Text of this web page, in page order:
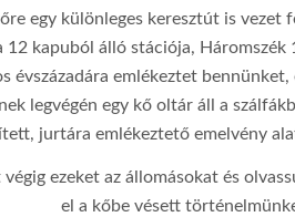
egy különleges keresztút is vezet
12 kapuból álló stációja, Háromszék
évszázadára emlékeztet bennünket,
legvégén egy kő oltár áll a
jurtára emlékeztető emelvény
végig ezeket az állomásokat és
el a kőbe vésett